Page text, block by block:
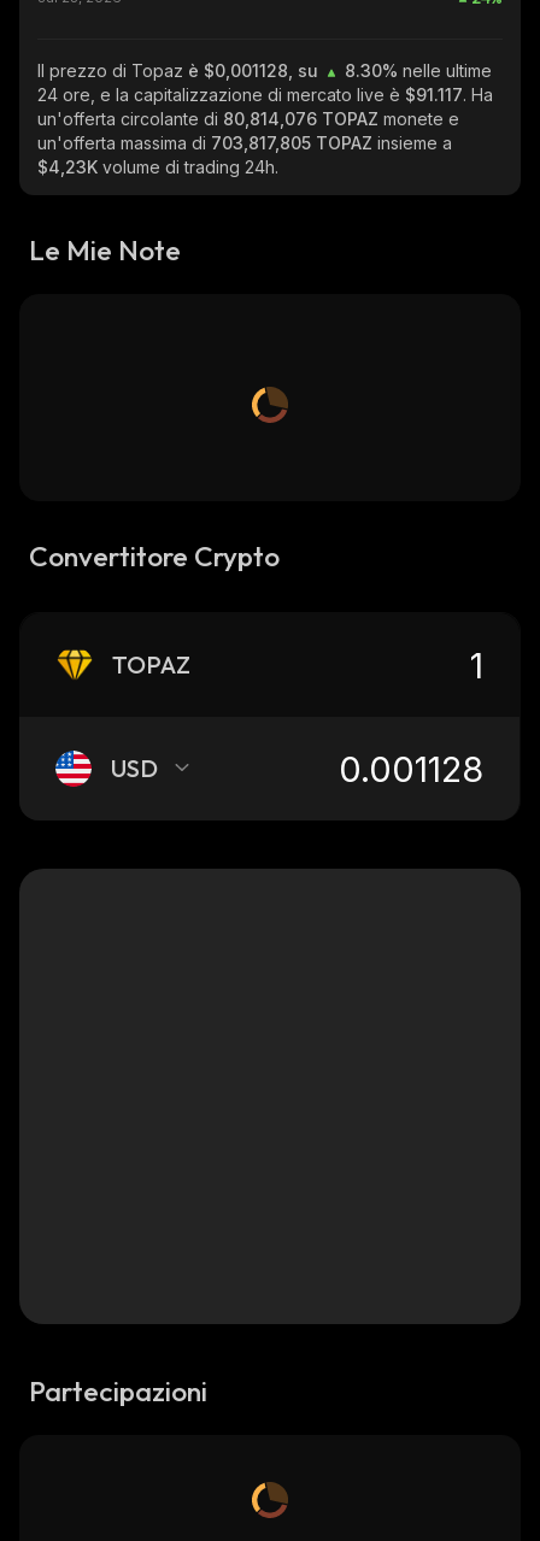
Il prezzo di Topaz è $0,001128, su 8.30% nelle ultime
24 ore, e la capitalizzazione di mercato live è $91.117. Ha
un'offerta circolante di 80,814,076 TOPAZ monete e
un'offerta massima di 703,817,805 TOPAZ insieme a
$4,23K volume di trading 24h.
Le Mie Note
Convertitore Crypto
TOPAZ
USD
Partecipazioni